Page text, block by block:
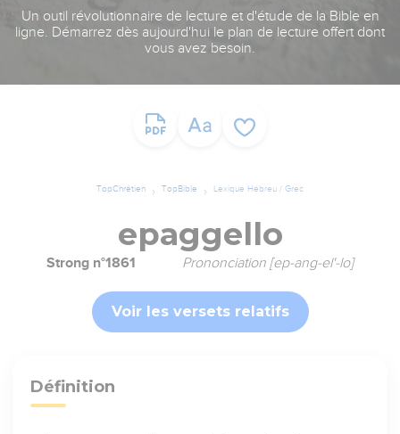
Un outil révolutionnaire de lecture et d'étude de la Bible en
ligne. Démarrez dès aujourd'hui le plan de lecture offert dont
vous avez besoin.
TopChrétien TopBible Lexique Hébreu / Grec
epaggello
Strong n°1861 Prononciation [ep-ang-el'-lo]
Voir les versets relatifs
Définition